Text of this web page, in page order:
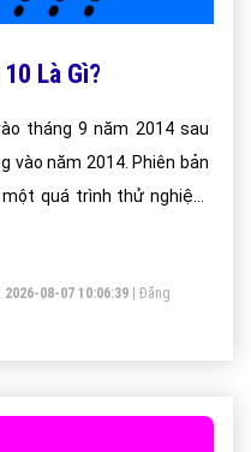
Là Gì?
tháng 9 năm 2014 sau
vào năm 2014. Phiên bản
quá trình thử nghiệm
2026-08-07 10:06:39
Đăng